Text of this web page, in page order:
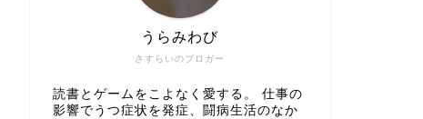
さすらいのブロガー
うらみわび
読書とゲームをこよなく愛する。 仕事の
影響でうつ症状を発症、闘病生活のなか